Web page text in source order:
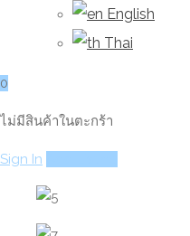
English
Thai
0
ไม่มีสินค้าในตะกร้า
Sign In